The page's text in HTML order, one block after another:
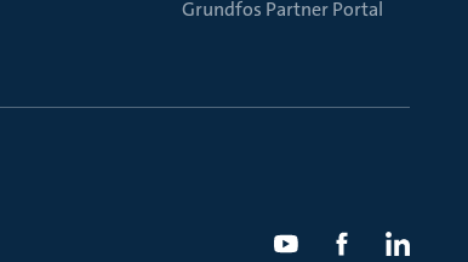
Grundfos Partner Portal